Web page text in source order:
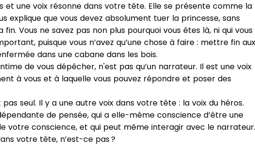
et une voix résonne dans votre tête. Elle se présente comme la
explique que vous devez absolument tuer la princesse, sans
Vous ne savez pas non plus pourquoi vous êtes là, ni qui vous
puisque vous n’avez qu’une chose à faire : mettre fin aux
dans une cabane dans les bois.
de vous dépêcher, n'est pas qu’un narrateur. Il est une voix
à vous et à laquelle vous pouvez répondre et poser des
pas seul. Il y a une autre voix dans votre tête : la voix du héros.
de pensée, qui a elle-même conscience d’être une
votre conscience, et qui peut même interagir avec le narrateur.
votre tête, n’est-ce pas ?